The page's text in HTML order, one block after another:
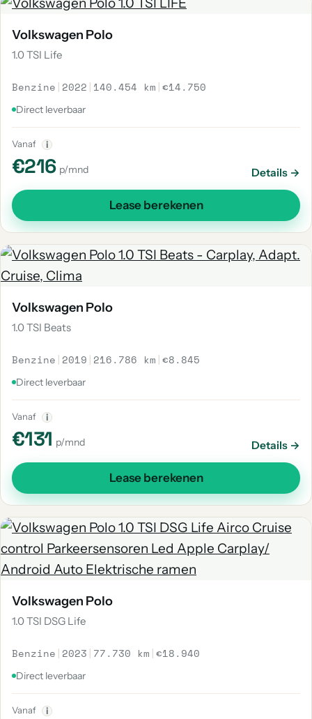
Volkswagen Polo
1.0 TSI Life
Benzine | 2022 | 140.454 km |€14.750
Direct leverbaar
Vanaf i
€216 p/mnd Details →
Lease berekenen
Volkswagen Polo
1.0 TSI Beats
Benzine | 2019 | 216.786 km |€8.845
Direct leverbaar
Vanaf i
€131 p/mnd Details →
Lease berekenen
Volkswagen Polo
1.0 TSI DSG Life
Benzine | 2023 | 77.730 km |€18.940
Direct leverbaar
Vanaf i